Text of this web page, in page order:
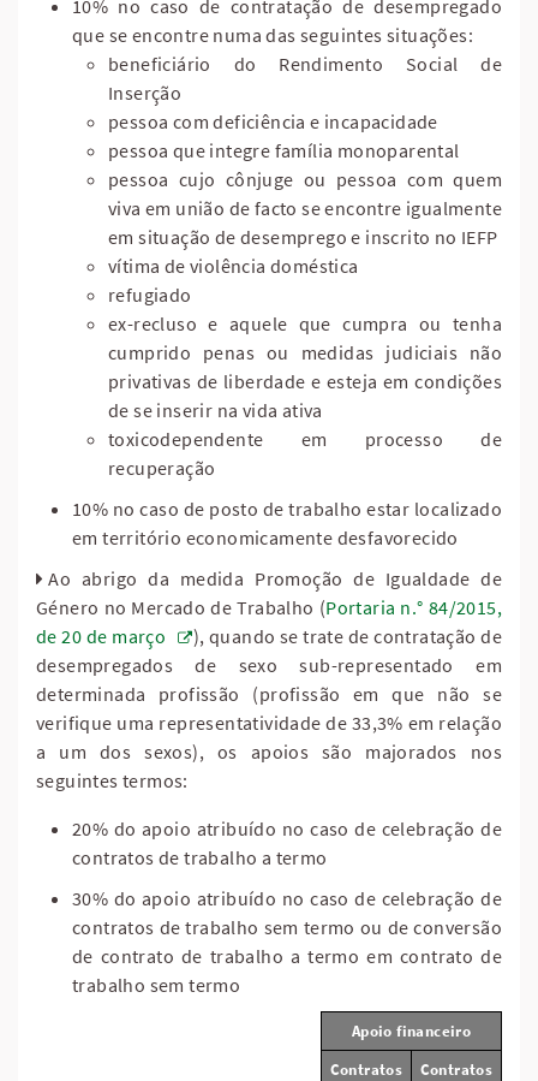
10% no caso de contratação de desempregado
que se encontre numa das seguintes situações:
beneficiário do Rendimento Social de
Inserção
pessoa com deficiência e incapacidade
pessoa que integre família monoparental
pessoa cujo cônjuge ou pessoa com quem
viva em união de facto se encontre igualmente
em situação de desemprego e inscrito no IEFP
vítima de violência doméstica
refugiado
ex-recluso e aquele que cumpra ou tenha
cumprido penas ou medidas judiciais não
privativas de liberdade e esteja em condições
de se inserir na vida ativa
toxicodependente em processo de
recuperação
10% no caso de posto de trabalho estar localizado
em território economicamente desfavorecido
Ao abrigo da medida Promoção de Igualdade de
Género no Mercado de Trabalho (Portaria n.° 84/2015,
de 20 de março
), quando se trate de contratação de
desempregados de sexo sub-representado em
determinada profissão (profissão em que não se
verifique uma representatividade de 33,3% em relação
a um dos sexos), os apoios são majorados nos
seguintes termos:
20% do apoio atribuído no caso de celebração de
contratos de trabalho a termo
30% do apoio atribuído no caso de celebração de
contratos de trabalho sem termo ou de conversão
de contrato de trabalho a termo em contrato de
trabalho sem termo
Apoio financeiro
Contratos
Contratos